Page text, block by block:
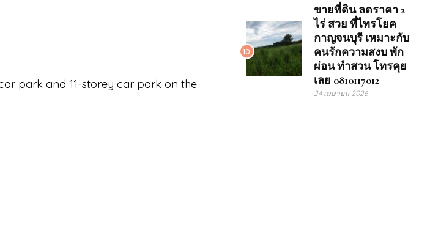
park and 11-storey car park on the
10
ขายที่ดิน ลดราคา 2
ไร่ สวย ที่ไทรโยค
กาญจนบุรี เหมาะกับ
คนรักความสงบ พัก
ผ่อน ทำสวน โทรคุย
เลย 0810117012
24 เมษายน 2026